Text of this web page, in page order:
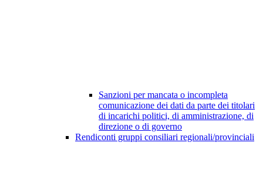
Sanzioni per mancata o incompleta
comunicazione dei dati da parte dei titolari
di incarichi politici, di amministrazione, di
direzione o di governo
Rendiconti gruppi consiliari regionali/provinciali